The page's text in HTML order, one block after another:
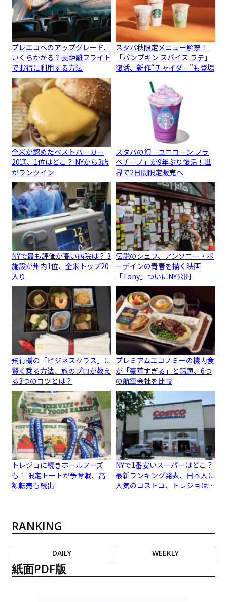
プレエコへのアップグレード、
いくらかかる？長距離フライト
でお得に利用する方法
スタバ秋限定メニュー解禁！
「パンプキン スパイス ラテ」
復活、新作“チャイダー”も登場
全米が認めたベストバーガー
20選、1位はどこ？ NYから3店
がランクイン
スタバの幻「ユニコーン フラ
ペチーノ」が9年ぶり復活！世
界で2日間限定販売へ
NYで最も評価が高い病院は？ 3
施設が州内1位、全米トップ20
入り
伝説のシェフ、アンソニー・ボ
ーデインの青春を描く映画
「Tony」ついにNY公開
飛行機の「ビジネスクラス」に
賢く乗る方法、旅のプロが教え
る3つのコツとは？
プレミアムエコノミーの機内食
が「豪華すぎる」と話題、6つ
の航空会社を比較
トレジョに続きホールフーズ
も！ 限定トートが争奪戦、高
額転売も続出
NYで1番安いスーパーはどこ？
最新ランキング発表、日本人に
人気のコストコ、トレジョは…
RANKING
DAILY WEEKLY
紙面PDF版